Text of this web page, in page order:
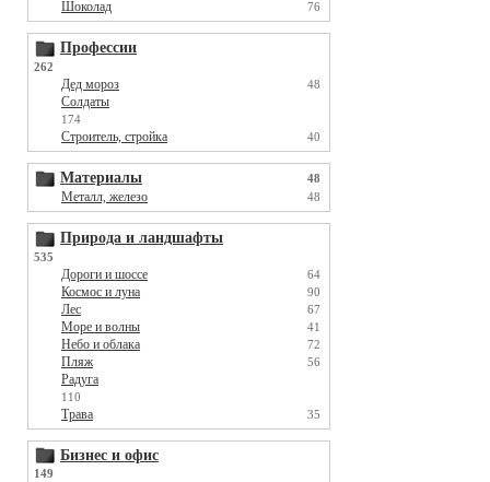
Шоколад 76
Профессии
262
Дед мороз 48
Солдаты
174
Строитель, стройка 40
Материалы 48
Металл, железо 48
Природа и ландшафты
535
Дороги и шоссе 64
Космос и луна 90
Лес 67
Море и волны 41
Небо и облака 72
Пляж 56
Радуга
110
Трава 35
Бизнес и офис
149